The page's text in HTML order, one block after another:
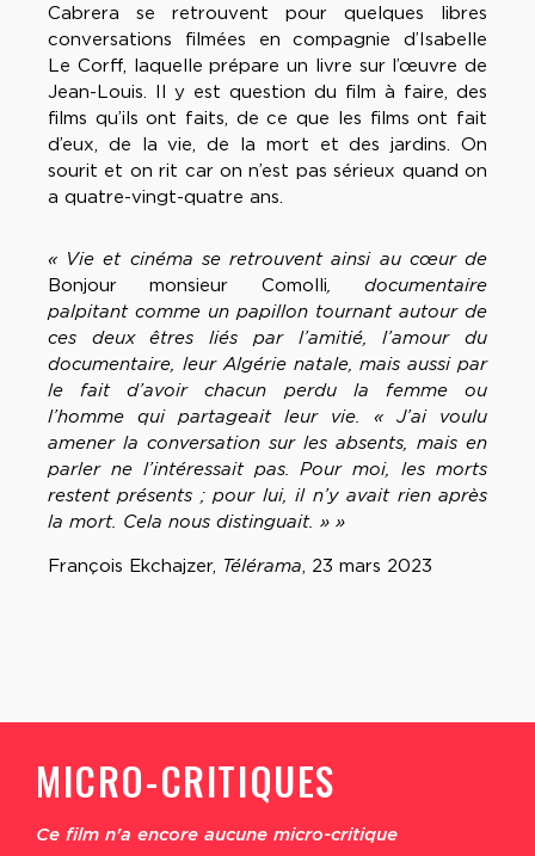
Cabrera se retrouvent pour quelques libres
conversations filmées en compagnie d’Isabelle
Le Corff, laquelle prépare un livre sur l’œuvre de
Jean-Louis. Il y est question du film à faire, des
films qu’ils ont faits, de ce que les films ont fait
d’eux, de la vie, de la mort et des jardins. On
sourit et on rit car on n’est pas sérieux quand on
a quatre-vingt-quatre ans.
« Vie et cinéma se retrouvent ainsi au cœur de
Bonjour monsieur Comolli, documentaire
palpitant comme un papillon tournant autour de
ces deux êtres liés par l’amitié, l’amour du
documentaire, leur Algérie natale, mais aussi par
le fait d’avoir chacun perdu la femme ou
l’homme qui partageait leur vie. « J’ai voulu
amener la conversation sur les absents, mais en
parler ne l’intéressait pas. Pour moi, les morts
restent présents ; pour lui, il n’y avait rien après
la mort. Cela nous distinguait. » »
François Ekchajzer, Télérama, 23 mars 2023
MICRO-CRITIQUES
Ce film n'a encore aucune micro-critique